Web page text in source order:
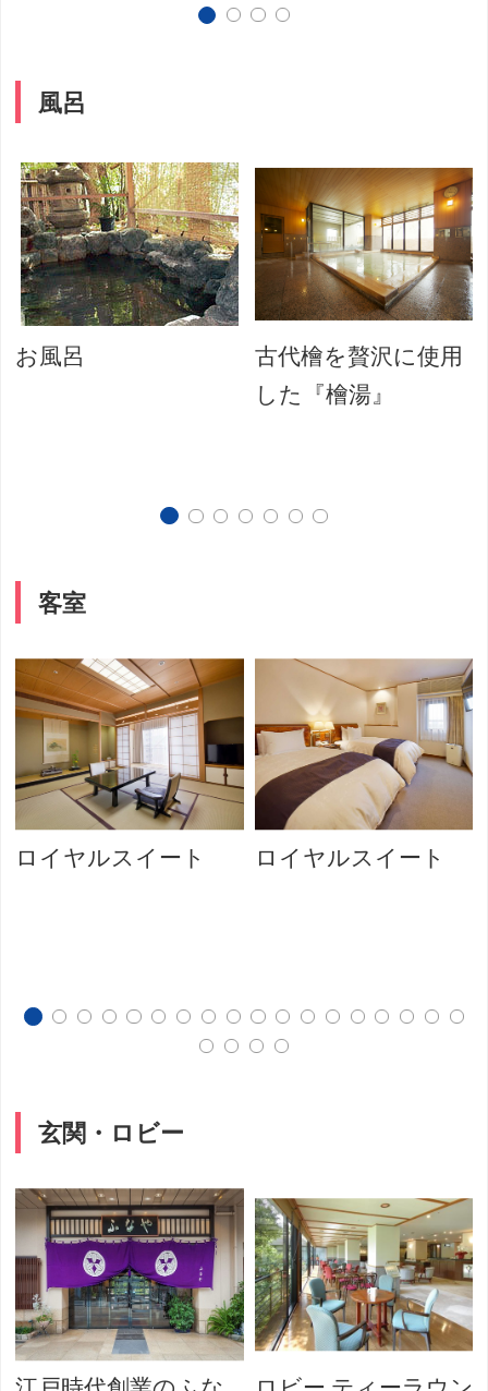
風呂
お風呂
古代檜を贅沢に使用
した『檜湯』
客室
ロイヤルスイート ロイヤルスイート
玄関・ロビー